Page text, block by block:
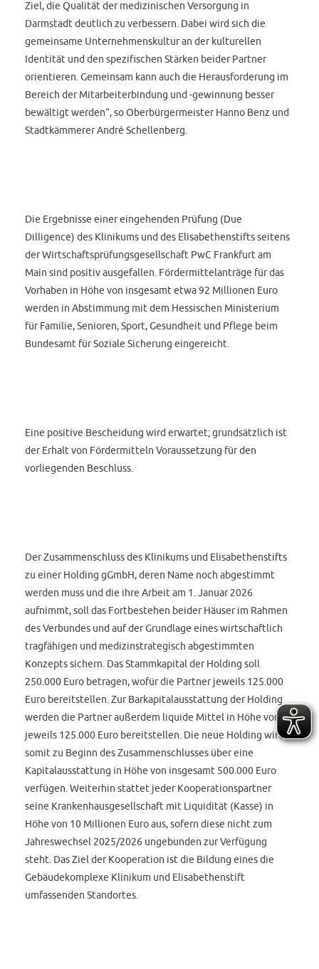
Ziel, die Qualität der medizinischen Versorgung in
Darmstadt deutlich zu verbessern. Dabei wird sich die
gemeinsame Unternehmenskultur an der kulturellen
Identität und den spezifischen Stärken beider Partner
orientieren. Gemeinsam kann auch die Herausforderung im
Bereich der Mitarbeiterbindung und -gewinnung besser
bewältigt werden“, so Oberbürgermeister Hanno Benz und
Stadtkämmerer André Schellenberg.
Die Ergebnisse einer eingehenden Prüfung (Due
Dilligence) des Klinikums und des Elisabethenstifts seitens
der Wirtschaftsprüfungsgesellschaft PwC Frankfurt am
Main sind positiv ausgefallen. Fördermittelanträge für das
Vorhaben in Höhe von insgesamt etwa 92 Millionen Euro
werden in Abstimmung mit dem Hessischen Ministerium
für Familie, Senioren, Sport, Gesundheit und Pflege beim
Bundesamt für Soziale Sicherung eingereicht.
Eine positive Bescheidung wird erwartet; grundsätzlich ist
der Erhalt von Fördermitteln Voraussetzung für den
vorliegenden Beschluss.
Der Zusammenschluss des Klinikums und Elisabethenstifts
zu einer Holding gGmbH, deren Name noch abgestimmt
werden muss und die ihre Arbeit am 1. Januar 2026
aufnimmt, soll das Fortbestehen beider Häuser im Rahmen
des Verbundes und auf der Grundlage eines wirtschaftlich
tragfähigen und medizinstrategisch abgestimmten
Konzepts sichern. Das Stammkapital der Holding soll
250.000 Euro betragen, wofür die Partner jeweils 125.000
Euro bereitstellen. Zur Barkapitalausstattung der Holding
werden die Partner außerdem liquide Mittel in Höhe von
jeweils 125.000 Euro bereitstellen. Die neue Holding wird
somit zu Beginn des Zusammenschlusses über eine
Kapitalausstattung in Höhe von insgesamt 500.000 Euro
verfügen. Weiterhin stattet jeder Kooperationspartner
seine Krankenhausgesellschaft mit Liquidität (Kasse) in
Höhe von 10 Millionen Euro aus, sofern diese nicht zum
Jahreswechsel 2025/2026 ungebunden zur Verfügung
steht. Das Ziel der Kooperation ist die Bildung eines die
Gebäudekomplexe Klinikum und Elisabethenstift
umfassenden Standortes.